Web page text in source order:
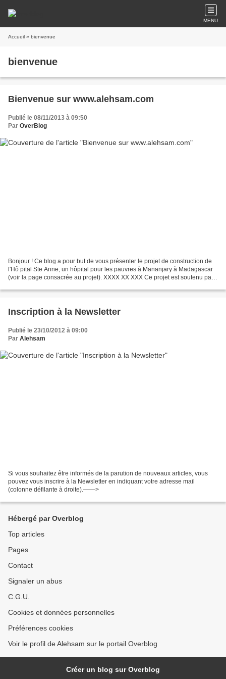
MENU
Accueil » bienvenue
bienvenue
Bienvenue sur www.alehsam.com
Publié le 08/11/2013 à 09:50
Par OverBlog
Bonjour ! Ce blog a pour but de vous présenter le projet de construction de
l'Hô pital Ste Anne, un hôpital pour les pauvres à Mananjary à Madagascar
(voir la page consacrée au projet). XXXX XX XXX Ce projet est soutenu par
Inscription à la Newsletter
Publié le 23/10/2012 à 09:00
Par Alehsam
Si vous souhaitez être informés de la parution de nouveaux articles, vous
pouvez vous inscrire à la Newsletter en indiquant votre adresse mail
(colonne défilante à droite).——>
Hébergé par Overblog
Top articles
Pages
Contact
Signaler un abus
C.G.U.
Cookies et données personnelles
Préférences cookies
Voir le profil de Alehsam sur le portail Overblog
Créer un blog sur Overblog